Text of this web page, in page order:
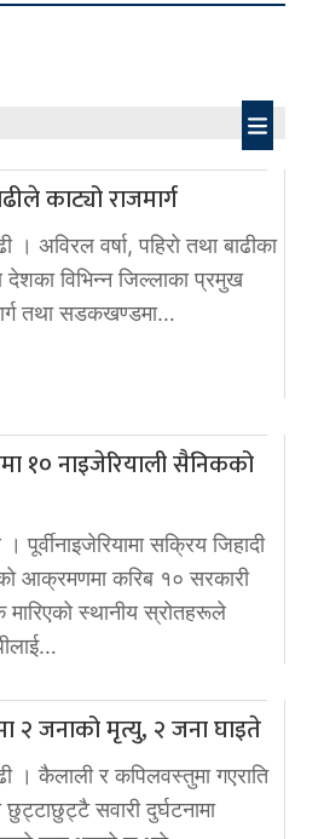
काट्यो राजमार्ग
। अविरल वर्षा, पहिरो तथा बाढीका
देशका विभिन्न जिल्लाका प्रमुख
तथा सडकखण्डमा…
१० नाइजेरियाली सैनिकको
। पूर्वीनाइजेरियामा सक्रिय जिहादी
आक्रमणमा करिब १० सरकारी
मारिएको स्थानीय स्रोतहरूले
२ जनाको मृत्यु, २ जना घाइते
। कैलाली र कपिलवस्तुमा गएराति
सवारी दुर्घटनामा